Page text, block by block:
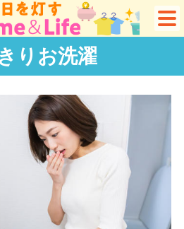
りお洗濯